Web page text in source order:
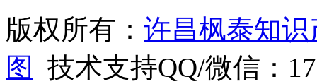
版权所有： 许昌枫泰知
图
技术支持QQ/微信：